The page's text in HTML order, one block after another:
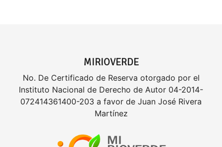
MIRIOVERDE
No. De Certificado de Reserva otorgado por el
Instituto Nacional de Derecho de Autor 04-2014-
072414361400-203 a favor de Juan José Rivera
Martínez